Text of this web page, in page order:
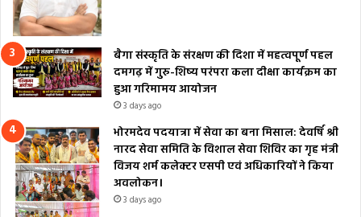
बैगा संस्कृति के संरक्षण की दिशा में महत्वपूर्ण पहल
दमगढ़ में गुरु-शिष्य परंपरा कला दीक्षा कार्यक्रम का
हुआ गरिमामय आयोजन
3 days ago
भोरमदेव पदयात्रा में सेवा का बना मिसाल: देवर्षि श्री
नारद सेवा समिति के विशाल सेवा शिविर का गृह मंत्री
विजय शर्म कलेक्टर एसपी एवं अधिकारियों ने किया
अवलोकन।
3 days ago